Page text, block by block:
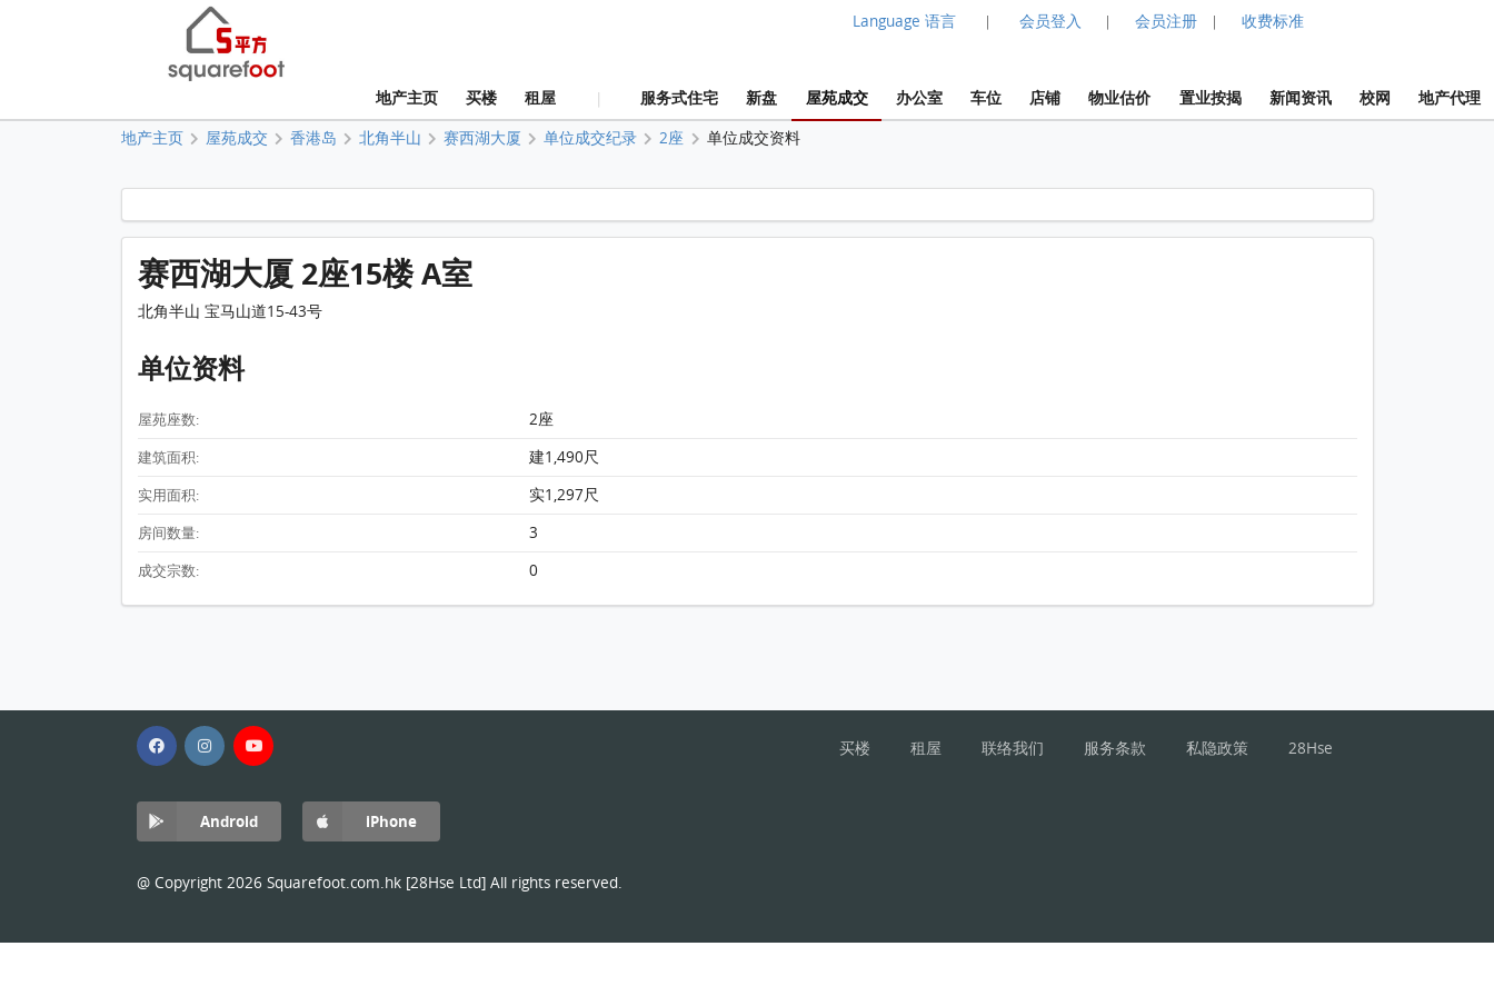
Language 语言 | 会员登入 | 会员注册 | 收费标准
地产主页 买楼 租屋 | 服务式住宅 新盘 屋苑成交 办公室 车位 店铺 物业估价 置业按揭 新闻资讯 校网 地产代理
地产主页 屋苑成交 香港岛 北角半山 赛西湖大厦 单位成交纪录 2座 单位成交资料
赛西湖大厦 2座15楼 A室 平面图
赛西湖大厦 2座15楼 A室
北角半山 宝马山道15-43号
单位资料
屋苑座数: 2座
建筑面积: 建1,490尺
实用面积: 实1,297尺
房间数量: 3
成交宗数: 0
买楼 租屋 联络我们 服务条款 私隐政策 28Hse
Android iPhone
@ Copyright 2026 Squarefoot.com.hk [28Hse Ltd] All rights reserved.